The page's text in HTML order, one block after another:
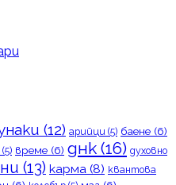
(12) арийци (5) баене (6)
(5) време (6) днк (16) духовно
(13) карма (8) квантова